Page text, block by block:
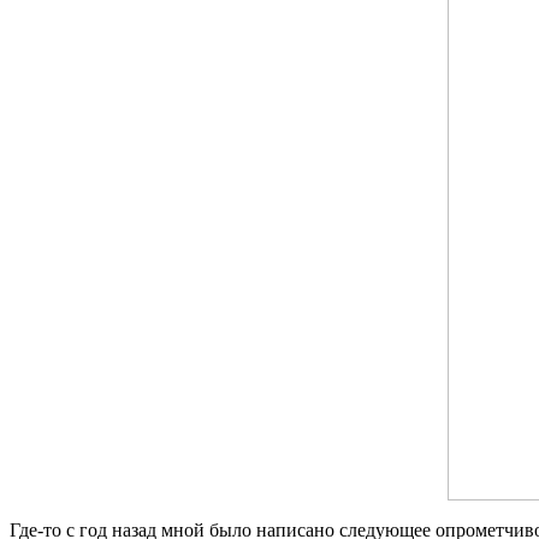
Где-то с год назад мной было написано следующее